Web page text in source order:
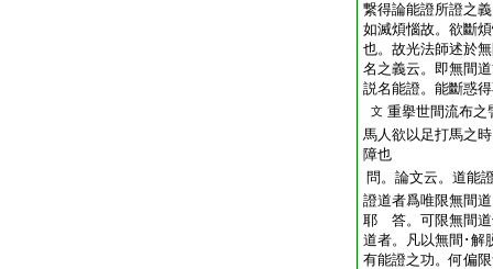
繋得論能證所證之
如滅煩惱故。欲斷
也。故光法師述於
名之義云。即無間
説名能證。能斷惑
文 重擧世間流布之
馬人欲以足打馬之
障也
問。論文云。道能
證道者爲唯限無間
耶 答。可限無間
道者。凡以無間･解
有能證之功。何偏